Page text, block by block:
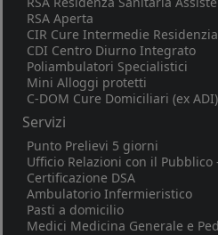
RSA Aperta
CIR Cure Intermedie
CDI Centro Diurno Integrato
Poliambulatori Specialistici
Mini Alloggi protetti
C-DOM Cure Domiciliari (ex ADI)
Servizi
Punto Prelievi 5 giorni
Ufficio Relazioni con il Pubblico
Certificazione DSA
Ambulatorio Infermieristico
Pasti a domicilio
Medici Medicina Generale e